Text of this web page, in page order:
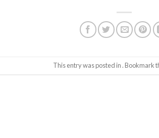
This entry was posted in . Bookmark